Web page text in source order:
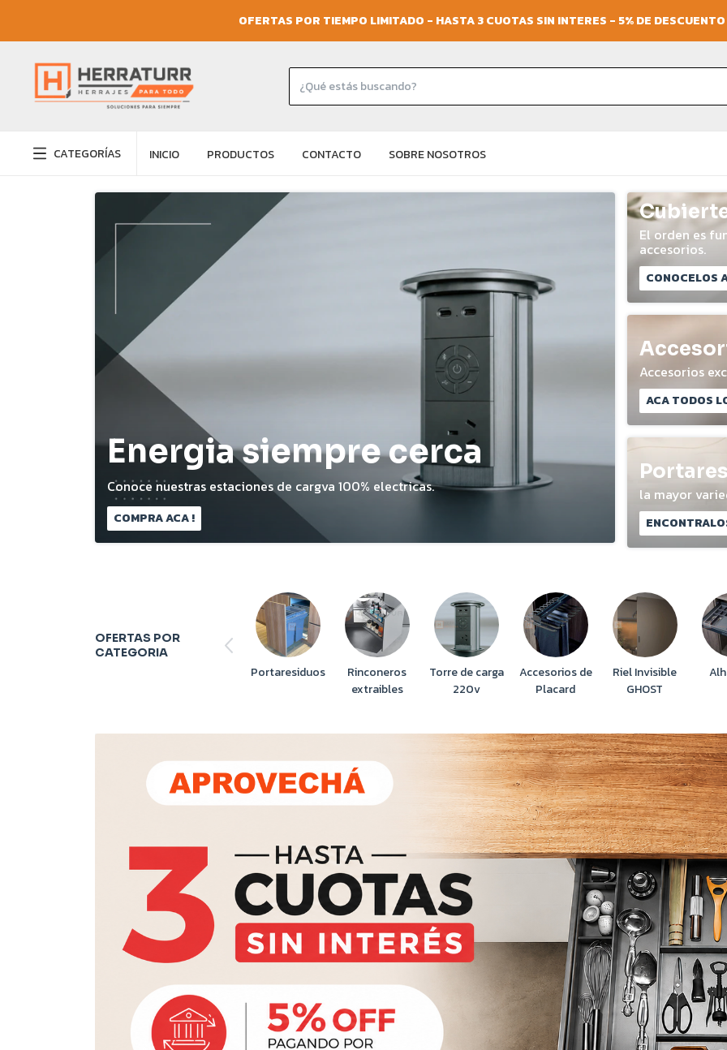
OFERTAS POR TIEMPO LIMITADO - HASTA 3 CUOTAS SIN INTERES - 5% DE
CATEGORÍAS INICIO PRODUCTOS CONTACTO SOBRE NOSOTROS
Energia siempre cerca
Conoce nuestras estaciones de cargva 100% electricas.
COMPRA ACA !
El orden es
accesorios.
CONOCELOS
Accesorios
ACA TODOS
la mayor
OFERTAS POR
CATEGORIA
Portaresiduos
Rinconeros
extraibles
Torre de carga
220v
Accesorios de
Placard
Riel Invisible
GHOST